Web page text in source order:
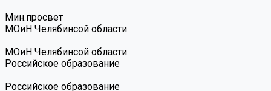
Мин.просвет
МОиН Челябинсой области
МОиН Челябинсой области
Российское образование
Российское образование